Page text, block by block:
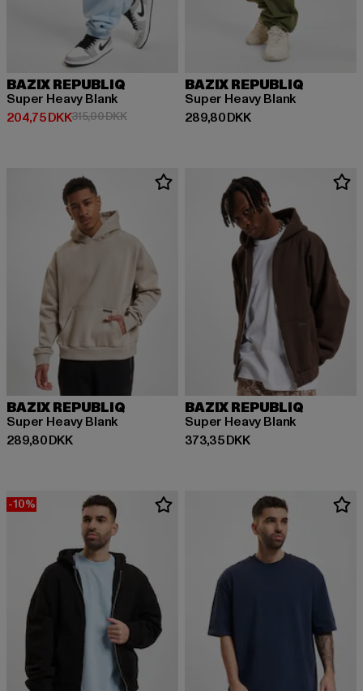
BAZIX REPUBLIQ
Super Heavy Blank
204,75 DKK
Nuværende pris: 204,75 DKK
315,00 DKKKampagnepris: 315,00 DKK
BAZIX REPUBLIQ
Super Heavy Blank
289,80 DKK
Nuværende pris: 289,80 DKK
BAZIX REPUBLIQ
Super Heavy Blank
289,80 DKK
Nuværende pris: 289,80 DKK
BAZIX REPUBLIQ
Super Heavy Blank
373,35 DKK
Nuværende pris: 373,35 DKK
-10%